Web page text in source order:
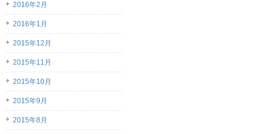
2016年2月
2016年1月
2015年12月
2015年11月
2015年10月
2015年9月
2015年8月